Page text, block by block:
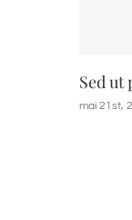
Sed ut
mai 21st,